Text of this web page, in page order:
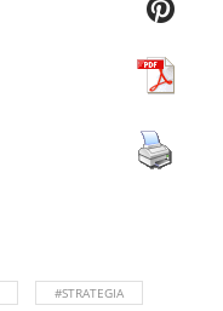
#STRATEGIA